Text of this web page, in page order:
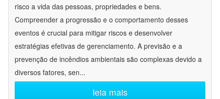
risco a vida das pessoas, propriedades e bens.
Compreender a progressão e o comportamento desses
eventos é crucial para mitigar riscos e desenvolver
estratégias efetivas de gerenciamento. A previsão e a
prevenção de incêndios ambientais são complexas devido a
diversos fatores, sen...
leia mais